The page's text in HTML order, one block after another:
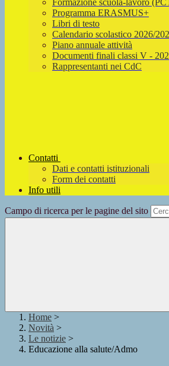
Formazione scuola-lavoro
Programma ERASMUS+
Libri di testo
Calendario scolastico 2026/
Piano annuale attività
Documenti finali classi V -
Rappresentanti nei CdC
Contatti
Dati e contatti istituzionali
Form dei contatti
Info utili
Campo di ricerca per le pagine del sito
Home >
Novità >
Le notizie >
Educazione alla salute/Admo